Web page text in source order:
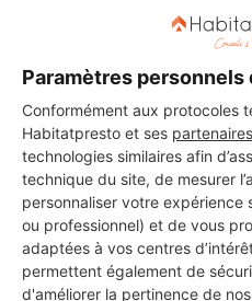
Paramètres personnels
Conformément aux protocoles
Habitatpresto et ses partenaires
technologies similaires afin
technique du site, de mesurer
personnaliser votre
ou professionnel) et de vous
adaptées à vos centres
permettent également de
d'améliorer la pertinence de